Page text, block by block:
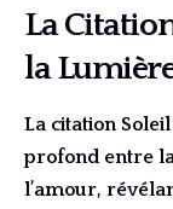
La
la
La citation
profond entre
l’amour,